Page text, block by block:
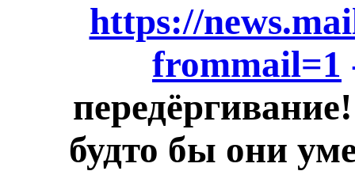
https://
frommail=1
будто бы они